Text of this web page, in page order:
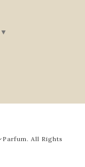
▼
Parfum. All Rights